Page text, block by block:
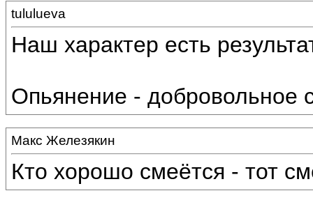
tululueva
Наш характер есть
Опьянение - добровольное
Макс Железякин
Кто хорошо смеётся - тот